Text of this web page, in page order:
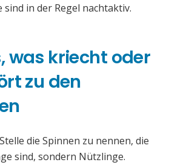
in der Regel nachtaktiv.
was kriecht oder
zu den
die Spinnen zu nennen, die
sind, sondern Nützlinge.